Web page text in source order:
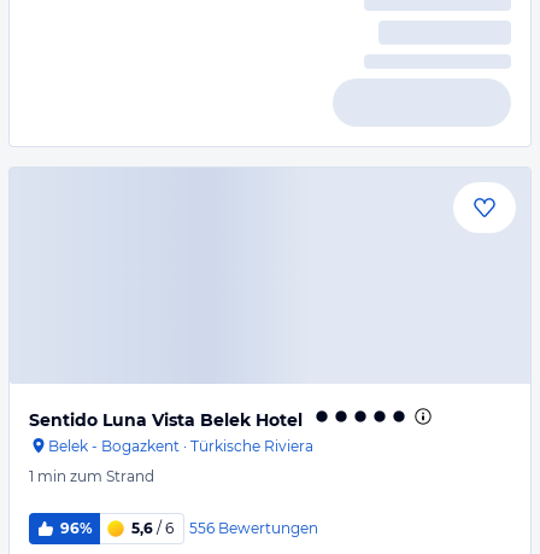
Sentido Luna Vista Belek Hotel
Belek - Bogazkent · Türkische Riviera
1 min zum Strand
96% 5,6 / 6 556 Bewertungen